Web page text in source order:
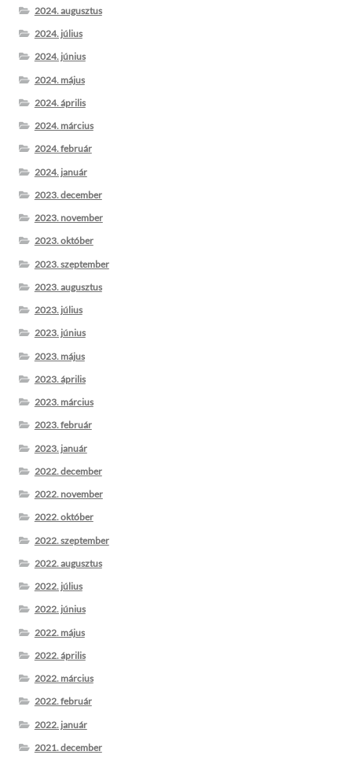
2024. augusztus
2024. július
2024. június
2024. május
2024. április
2024. március
2024. február
2024. január
2023. december
2023. november
2023. október
2023. szeptember
2023. augusztus
2023. július
2023. június
2023. május
2023. április
2023. március
2023. február
2023. január
2022. december
2022. november
2022. október
2022. szeptember
2022. augusztus
2022. július
2022. június
2022. május
2022. április
2022. március
2022. február
2022. január
2021. december